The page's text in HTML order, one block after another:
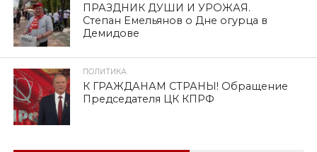
ПРАЗДНИК ДУШИ И УРОЖАЯ.
Степан Емельянов о Дне огурца в
Демидове
ПОЛИТИКА
К ГРАЖДАНАМ СТРАНЫ! Обращение
Председателя ЦК КПРФ